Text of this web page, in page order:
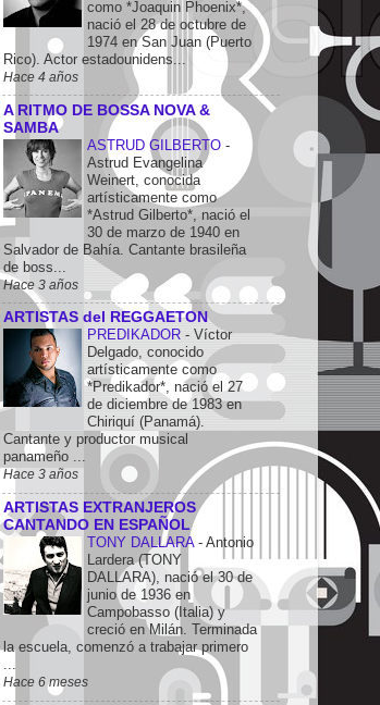
como *Joaquin Phoenix*,
nació el 28 de octubre de
1974 en San Juan (Puerto
Rico). Actor estadounidens...
Hace 4 años
A RITMO DE BOSSA NOVA &
SAMBA
ASTRUD GILBERTO -
Astrud Evangelina
Weinert, conocida
artísticamente como
*Astrud Gilberto*, nació el
30 de marzo de 1940 en
Salvador de Bahía. Cantante brasileña
de boss...
Hace 3 años
ARTISTAS del REGGAETON
PREDIKADOR - Víctor
Delgado, conocido
artísticamente como
*Predikador*, nació el 27
de diciembre de 1983 en
Chiriquí (Panamá).
Cantante y productor musical
panameño ...
Hace 3 años
ARTISTAS EXTRANJEROS
CANTANDO EN ESPAÑOL
TONY DALLARA - Antonio
Lardera (TONY
DALLARA), nació el 30 de
junio de 1936 en
Campobasso (Italia) y
creció en Milán. Terminada
la escuela, comenzó a trabajar primero
...
Hace 6 meses